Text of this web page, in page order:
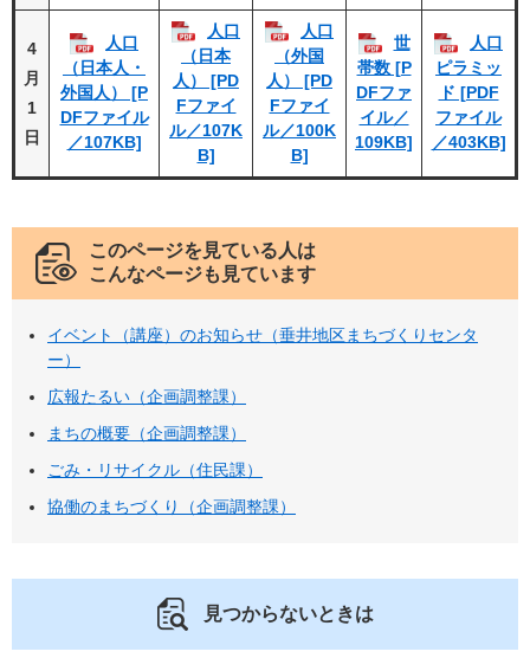
4
月
1
日
人口
（日本人・
外国人） [P
DFファイル
／107KB]
人口
（日本
人） [PD
Fファイ
ル／107K
B]
人口
（外国
人） [PD
Fファイ
ル／100K
B]
世
帯数 [P
DFファ
イル／
109KB]
人口
ピラミッ
ド [PDF
ファイル
／403KB]
このページを見ている人は
こんなページも見ています
イベント（講座）のお知らせ（垂井地区まちづくりセンタ
ー）
広報たるい（企画調整課）
まちの概要（企画調整課）
ごみ・リサイクル（住民課）
協働のまちづくり（企画調整課）
見つからないときは